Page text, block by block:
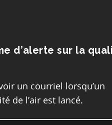
d’alerte sur la
un courriel lorsqu’un
de l’air est lancé.